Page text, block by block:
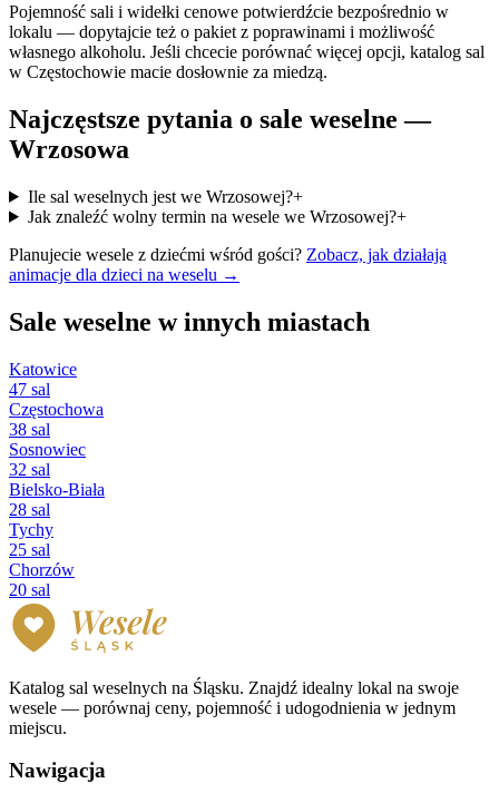
Pojemność sali i widełki cenowe potwierdźcie bezpośrednio w
lokalu — dopytajcie też o pakiet z poprawinami i możliwość
własnego alkoholu. Jeśli chcecie porównać więcej opcji, katalog sal
w Częstochowie macie dosłownie za miedzą.
Najczęstsze pytania o sale weselne —
Wrzosowa
Ile sal weselnych jest we Wrzosowej?+
Jak znaleźć wolny termin na wesele we Wrzosowej?+
Planujecie wesele z dziećmi wśród gości? Zobacz, jak działają
animacje dla dzieci na weselu →
Sale weselne w innych miastach
Katowice
47 sal
Częstochowa
38 sal
Sosnowiec
32 sal
Bielsko-Biała
28 sal
Tychy
25 sal
Chorzów
20 sal
Katalog sal weselnych na Śląsku. Znajdź idealny lokal na swoje
wesele — porównaj ceny, pojemność i udogodnienia w jednym
miejscu.
Nawigacja